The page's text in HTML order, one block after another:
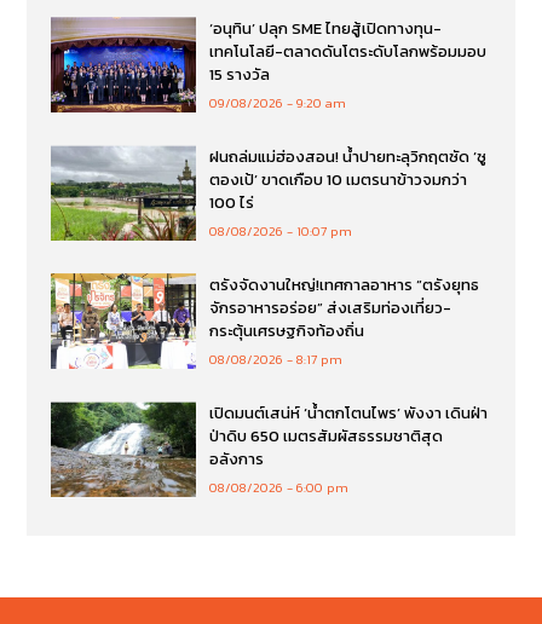
‘อนุทิน’ ปลุก SME ไทยสู้เปิดทางทุน-
เทคโนโลยี-ตลาดดันโตระดับโลกพร้อมมอบ
15 รางวัล
09/08/2026 9:20 am
ฝนถล่มแม่ฮ่องสอน! น้ำปายทะลุวิกฤตซัด ‘ซู
ตองเป้’ ขาดเกือบ 10 เมตรนาข้าวจมกว่า
100 ไร่
08/08/2026 10:07 pm
ตรังจัดงานใหญ่!เทศกาลอาหาร “ตรังยุทธ
จักรอาหารอร่อย” ส่งเสริมท่องเที่ยว-
กระตุ้นเศรษฐกิจท้องถิ่น
08/08/2026 8:17 pm
เปิดมนต์เสน่ห์ ‘น้ำตกโตนไพร’ พังงา เดินฝ่า
ป่าดิบ 650 เมตรสัมผัสธรรมชาติสุด
อลังการ
08/08/2026 6:00 pm